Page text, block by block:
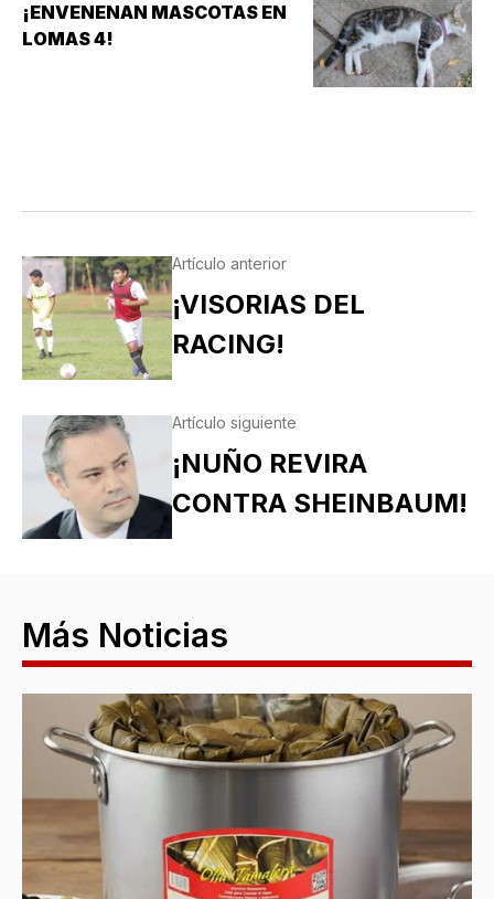
¡ENVENENAN MASCOTAS EN
LOMAS 4!
Artículo anterior
¡VISORIAS DEL
RACING!
Artículo siguiente
¡NUÑO REVIRA
CONTRA SHEINBAUM!
Más Noticias